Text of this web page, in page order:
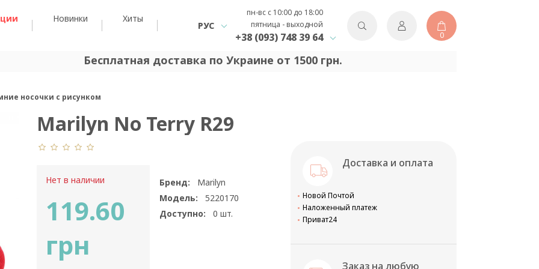
Новинки Хиты
РУС
пн-вс с 10:00 до 18:00
пятница - выходной
+38 (093) 748 39 64 0
Бесплатная доставка по Украине от 1500 грн.
носочки с рисунком
Marilyn No Terry R29
Нет в наличии
119.60
грн
Бренд:
Marilyn
Модель:
5220170
Доступно:
0 шт.
Доставка и оплата
Новой Почтой
Наложенный платеж
Приват24
Заказ на любую